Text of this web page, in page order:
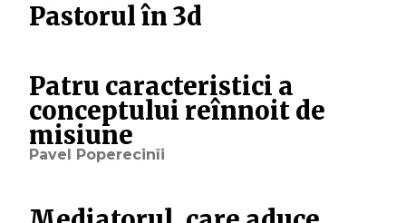
Pastorul în 3d
Patru caracteristici a
conceptului reînnoit de
misiune
Pavel Poperecinîi